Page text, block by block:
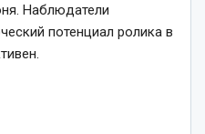
Наблюдатели
потенциал ролика в